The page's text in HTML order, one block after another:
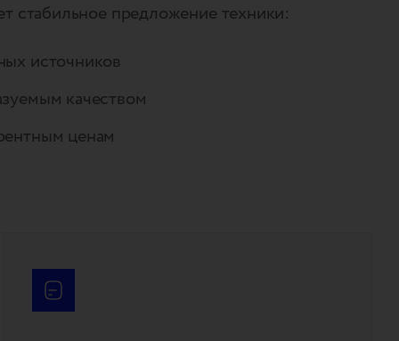
стабильное предложение техники:
источников
качеством
ценам